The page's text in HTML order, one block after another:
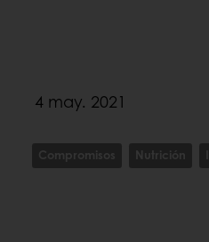
4 may. 2021
Compromisos Nutrición